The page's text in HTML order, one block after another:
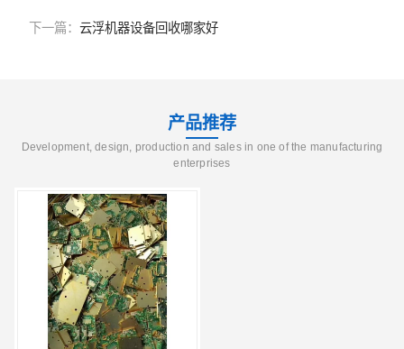
下一篇： 云浮机器设备回收哪家好
产品推荐
Development, design, production and sales in one of the manufacturing
enterprises